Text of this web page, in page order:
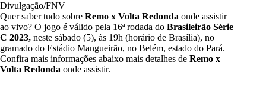
Divulgação/FNV
Quer saber tudo sobre Remo x Volta Redonda onde assistir
ao vivo? O jogo é válido pela 16ª rodada do Brasileirão Série
C 2023, neste sábado (5), às 19h (horário de Brasília), no
gramado do Estádio Mangueirão, no Belém, estado do Pará.
Confira mais informações abaixo mais detalhes de Remo x
Volta Redonda onde assistir.